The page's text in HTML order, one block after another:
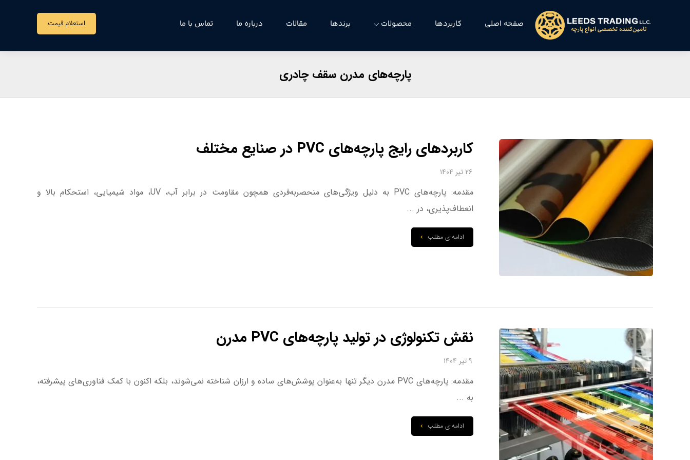
صفحه اصلی کاربردها محصولات برندها مقالات درباره ما تماس با ما استعلام قیمت
پارچه‌های مدرن سقف چادری
کاربردهای رایج پارچه‌های PVC در صنایع مختلف
۲۶ تیر ۱۴۰۴
مقدمه: پارچه‌های PVC به دلیل ویژگی‌های منحصربه‌فردی همچون مقاومت در برابر آب، UV، مواد شیمیایی، استحکام بالا و
انعطاف‌پذیری، در ...
ادامه ی مطلب
نقش تکنولوژی در تولید پارچه‌های PVC مدرن
۹ تیر ۱۴۰۴
مقدمه: پارچه‌های PVC مدرن دیگر تنها به‌عنوان پوشش‌های ساده و ارزان شناخته نمی‌شوند، بلکه اکنون با کمک فناوری‌های پیشرفته،
به ...
ادامه ی مطلب